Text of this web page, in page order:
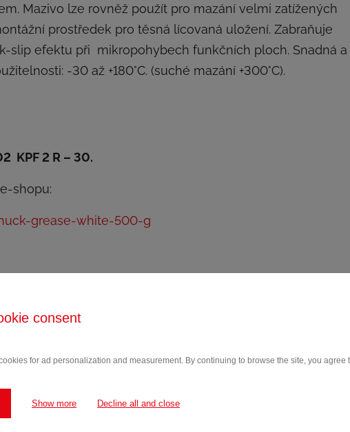
consent
for ad personalization and measurement. By continuing to browse the site, you agree
Show more Decline all and close
Mazivo lze rovněž použít pro mazání velmi zatížených
prostředek pro těsná lícovaná uložení. Zabraňuje
slip efektu při mikropohybech funkčních ploch. Snadná a
-30 až +180°C. (suché mazání +300°C).
KPF 2 R – 30.
shopu:
grease-white-500-g
KOPIE.PDF